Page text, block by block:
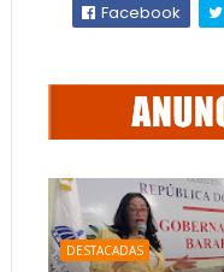
Facebook
DESTACADAS